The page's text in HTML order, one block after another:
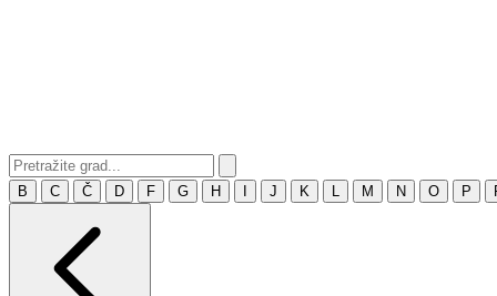
B C Č D F G H J K M N O P